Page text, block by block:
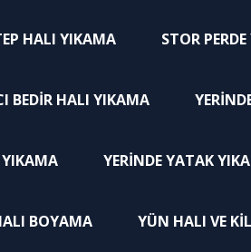
HALI YIKAMA STOR
BEDIR HALI YIKAMA
YIKAMA YERINDE YATAK
BOYAMA YÜN HALI VE